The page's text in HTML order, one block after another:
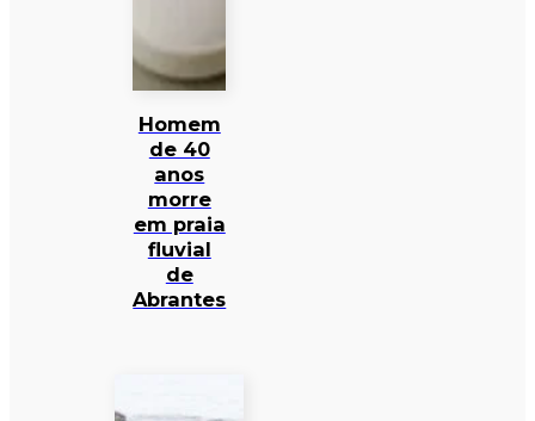
Homem
de 40
anos
morre
em praia
fluvial
de
Abrantes